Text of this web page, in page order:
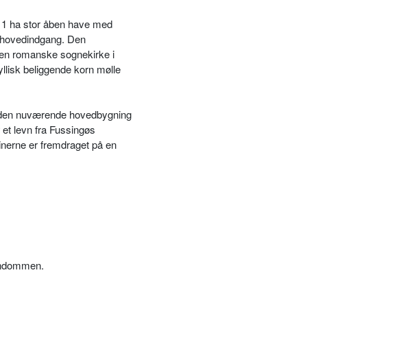
ha stor åben have med
Den
romanske sognekirke i
beliggende korn mølle
nuværende hovedbygning
levn fra Fussingøs
er fremdraget på en